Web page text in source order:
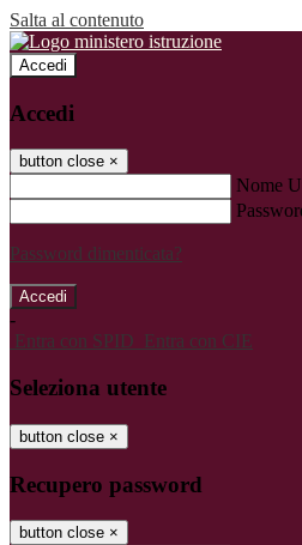
Salta al contenuto
Accedi
Accedi
button close ×
Nome
Password dimenticata?
-
Entra con SPID Entra con CIE
Seleziona utente
button close ×
Recupero password
button close ×